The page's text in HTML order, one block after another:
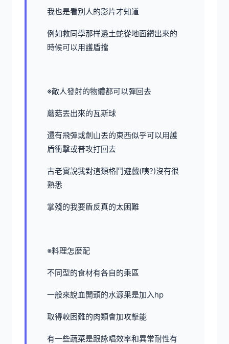
我也是看別人的影片才知道
例如救同學那样邊土蛇從地面鑽出來的
時候可以用護盾擋
※敵人發射的物體都可以彈回去
蘑菇丟出來的瓦斯球
還有飛彈或劍山丟的東西似乎可以用護
盾衝擊或普攻打回去
古老實說我對這類格鬥遊戲(咦?)沒有很
熟悉
掌殘的我要盾反真的太困難
※料理怎麼配
不同型的食材有各自的乘區
一般來說血開頭的水源果是加入hp
取得較困難的肉類會加攻擊能
有一些蔬菜是跟詠唱效率和異常耐性有